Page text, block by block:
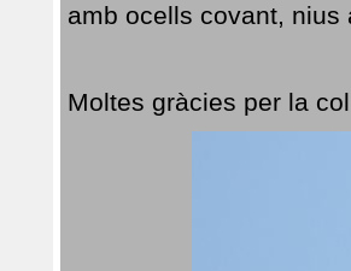
amb ocells covant,
Moltes gràcies per la